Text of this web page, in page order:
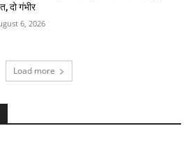
दो गंभीर
6, 2026
Load more